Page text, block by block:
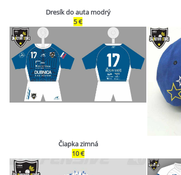
Dresík do auta modrý
5 €
Čiapka zimná
10 €